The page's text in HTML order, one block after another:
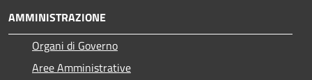
AMMINISTRAZIONE
Organi di Governo
Aree Amministrative